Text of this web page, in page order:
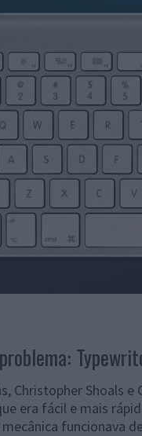
Christopher Shoals
era fácil e mais
mecânica funcionava